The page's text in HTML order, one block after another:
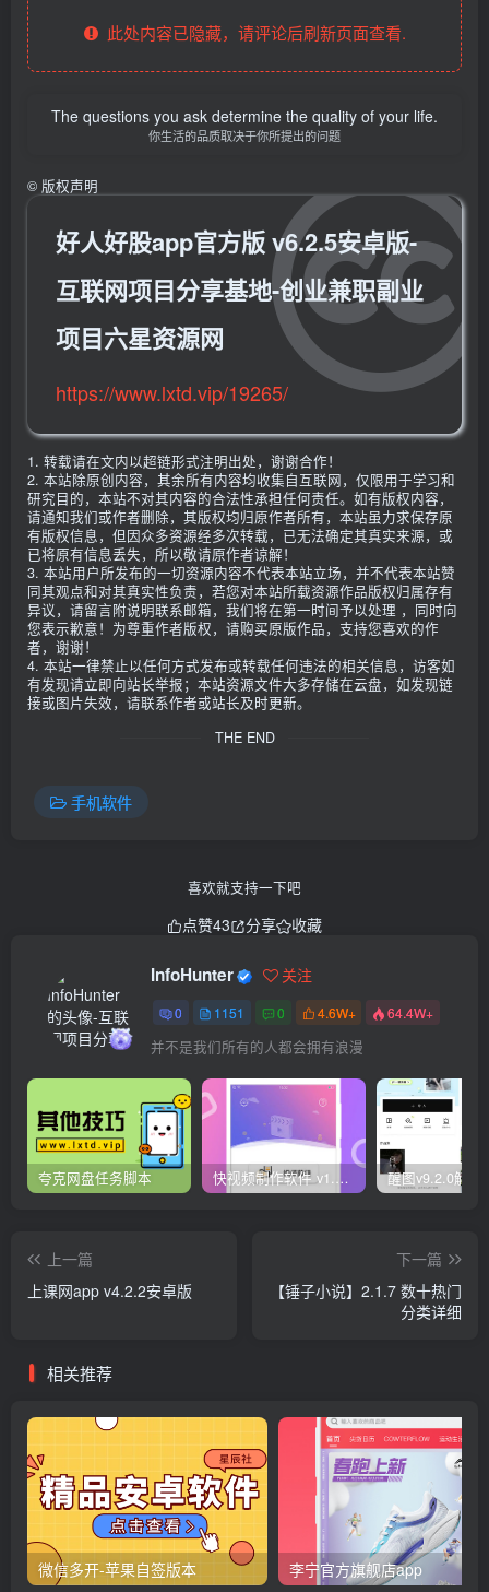
此处内容已隐藏，请评论后刷新页面查看.
The questions you ask determine the quality of your life.
你生活的品质取决于你所提出的问题
© 版权声明
好人好股app官方版 v6.2.5安卓版-
互联网项目分享基地-创业兼职副业
项目六星资源网
https://www.lxtd.vip/19265/
1. 转载请在文内以超链形式注明出处，谢谢合作！
2. 本站除原创内容，其余所有内容均收集自互联网，仅限用于学习和
研究目的，本站不对其内容的合法性承担任何责任。如有版权内容，
请通知我们或作者删除，其版权均归原作者所有，本站虽力求保存原
有版权信息，但因众多资源经多次转载，已无法确定其真实来源，或
已将原有信息丢失，所以敬请原作者谅解！
3. 本站用户所发布的一切资源内容不代表本站立场，并不代表本站赞
同其观点和对其真实性负责，若您对本站所载资源作品版权归属存有
异议，请留言附说明联系邮箱，我们将在第一时间予以处理 ，同时向
您表示歉意！为尊重作者版权，请购买原版作品，支持您喜欢的作
者，谢谢！
4. 本站一律禁止以任何方式发布或转载任何违法的相关信息，访客如
有发现请立即向站长举报；本站资源文件大多存储在云盘，如发现链
接或图片失效，请联系作者或站长及时更新。
THE END
手机软件
喜欢就支持一下吧
点赞43 分享 收藏
InfoHunter 关注
0 1151 0 4.6W+ 64.4W+
并不是我们所有的人都会拥有浪漫
夸克网盘任务脚本 快视频制作软件 v1.1.1安卓版
上一篇
上课网app v4.2.2安卓版
下一篇
【锤子小说】2.1.7 数十热门
分类详细
相关推荐
微信多开-苹果自签版本 李宁官方旗舰店app